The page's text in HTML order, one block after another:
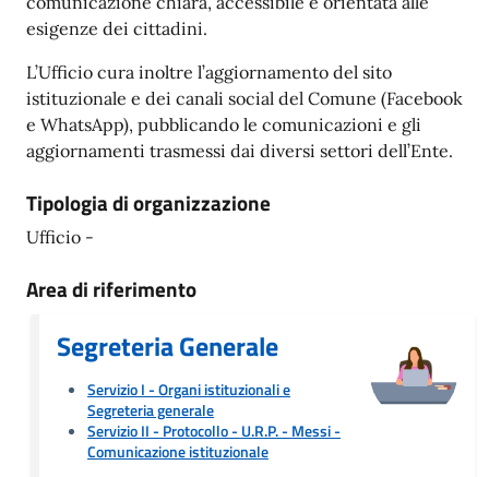
esigenze dei cittadini.
L’Ufficio cura inoltre l’aggiornamento del sito
istituzionale e dei canali social del Comune (Facebook
e WhatsApp), pubblicando le comunicazioni e gli
aggiornamenti trasmessi dai diversi settori dell’Ente.
Tipologia di organizzazione
Ufficio -
Area di riferimento
Segreteria Generale
Servizio I - Organi istituzionali e
Segreteria generale
Servizio II - Protocollo - U.R.P. - Messi-
Comunicazione istituzionale